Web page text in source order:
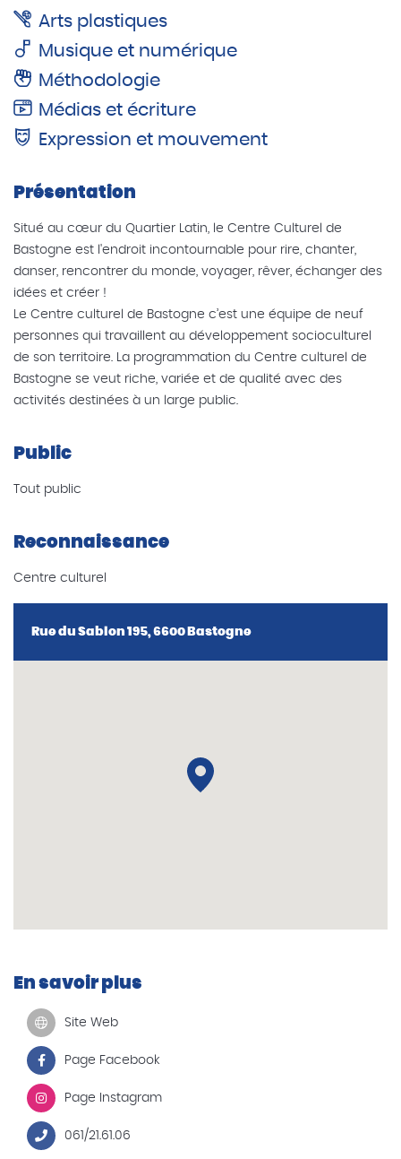
Arts plastiques
Musique et numérique
Méthodologie
Médias et écriture
Expression et mouvement
Présentation
Situé au cœur du Quartier Latin, le Centre Culturel de
Bastogne est l'endroit incontournable pour rire, chanter,
danser, rencontrer du monde, voyager, rêver, échanger des
idées et créer !
Le Centre culturel de Bastogne c’est une équipe de neuf
personnes qui travaillent au développement socioculturel
de son territoire. La programmation du Centre culturel de
Bastogne se veut riche, variée et de qualité avec des
activités destinées à un large public.
Public
Tout public
Reconnaissance
Centre culturel
Rue du Sablon 195, 6600 Bastogne
En savoir plus
Site Web
Page Facebook
Page Instagram
061/21.61.06